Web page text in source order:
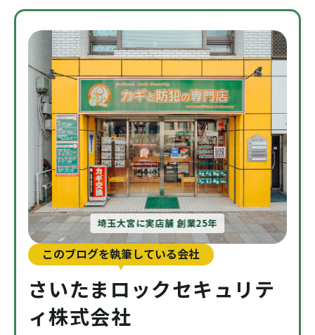
埼玉大宮に実店舗 創業25年
このブログを執筆している会社
さいたまロックセキュリテ
ィ株式会社